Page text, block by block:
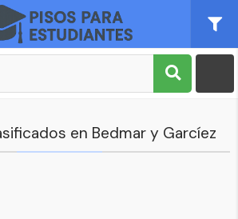
en Bedmar y Garcíez